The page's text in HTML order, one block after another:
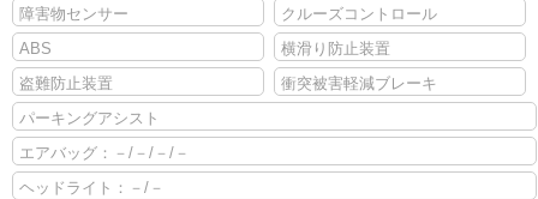
障害物センサー
クルーズコントロール
ABS
横滑り防止装置
盗難防止装置
衝突被害軽減ブレーキ
パーキングアシスト
エアバッグ：－/－/－/－
ヘッドライト：－/－